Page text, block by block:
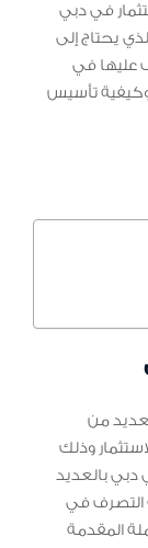
في دبي
يحتاج إلى
عليها في
وكيفية تأسيس
من
وذلك
دبي بالعديد
التصرف في
المقدمة